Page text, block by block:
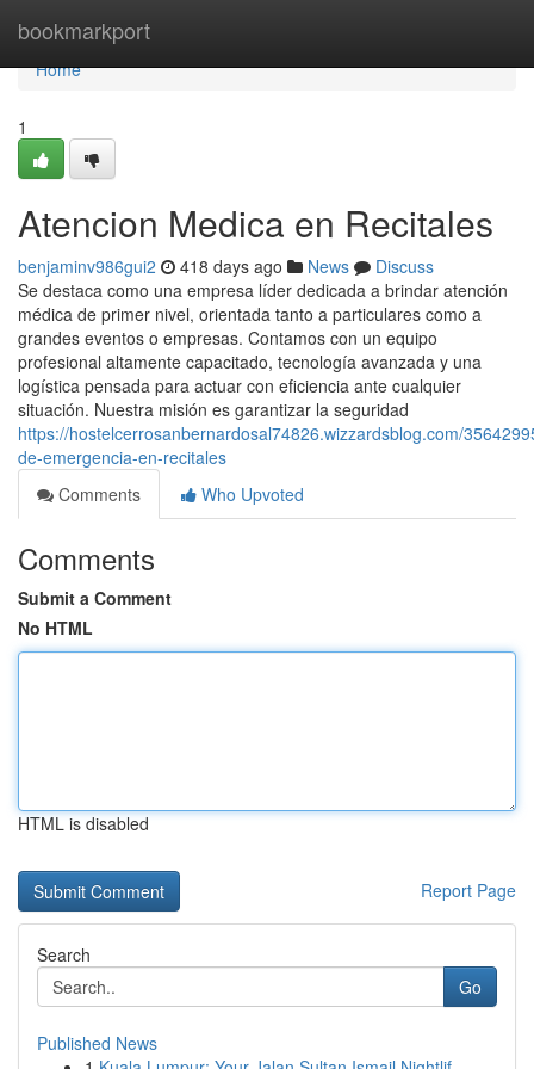
bookmarkport
Home
Home
1
Atencion Medica en Recitales
benjaminv986gui2 418 days ago News
Discuss
Se destaca como una empresa líder dedicada a brindar atención
médica de primer nivel, orientada tanto a particulares como a
grandes eventos o empresas. Contamos con un equipo
profesional altamente capacitado, tecnología avanzada y una
logística pensada para actuar con eficiencia ante cualquier
situación. Nuestra misión es garantizar la seguridad
https://hostelcerrosanbernardosal74826.wizzardsblog.com/
de-emergencia-en-recitales
Comments
Who Upvoted
Comments
Submit a Comment
No HTML
HTML is disabled
Report Page
Search
Go
Published News